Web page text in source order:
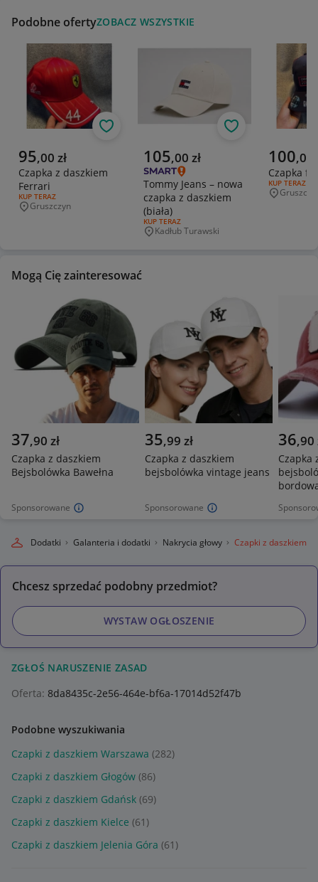
Podobne ofertyZOBACZ WSZYSTKIE
Aktualna cena
95,00 zł
Czapka z daszkiem
Ferrari
RODZAJ OFERTY:
KUP TERAZ
Miejscowość
Gruszczyn
Obserwuj
Aktualna cena
105,00 zł
Tommy Jeans – nowa
czapka z daszkiem
(biała)
RODZAJ OFERTY:
KUP TERAZ
Miejscowość
Kadłub Turawski
Obserwuj
Aktualna
100,00
Czapka
RODZAJ
KUP TERAZ
Mogą Cię zainteresować
Sponsorowane
37,90 zł
Czapka z daszkiem
Bejsbolówka Bawełna
Sponsorowane
35,99 zł
Czapka z daszkiem
bejsbolówka vintage jeans
36,90
Czapka
Dodatki Galanteria i dodatki Nakrycia głowy Czapki z daszkiem
Chcesz sprzedać podobny przedmiot?
WYSTAW OGŁOSZENIE
ZGŁOŚ NARUSZENIE ZASAD
Oferta: 8da8435c-2e56-464e-bf6a-17014d52f47b
Podobne wyszukiwania
Czapki z daszkiem Warszawa (282)
Czapki z daszkiem Głogów (86)
Czapki z daszkiem Gdańsk (69)
Czapki z daszkiem Kielce (61)
Czapki z daszkiem Jelenia Góra (61)